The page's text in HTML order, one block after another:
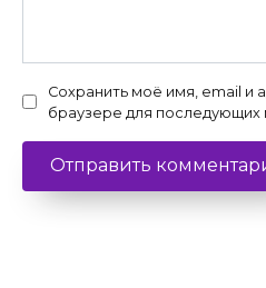
Сохранить моё имя, email и
браузере для последующих